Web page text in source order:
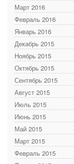
Март 2016
Февраль 2016
Январь 2016
Декабрь 2015
Ноябрь 2015
Октябрь 2015
Сентябрь 2015
Август 2015
Июль 2015
Июнь 2015
Май 2015
Март 2015
Февраль 2015